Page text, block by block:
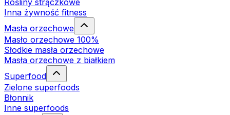
Rośliny strączkowe
Inna żywność fitness
Masła orzechowe
Masło orzechowe 100%
Słodkie masła orzechowe
Masła orzechowe z białkiem
Superfood
Zielone superfoods
Błonnik
Inne superfoods